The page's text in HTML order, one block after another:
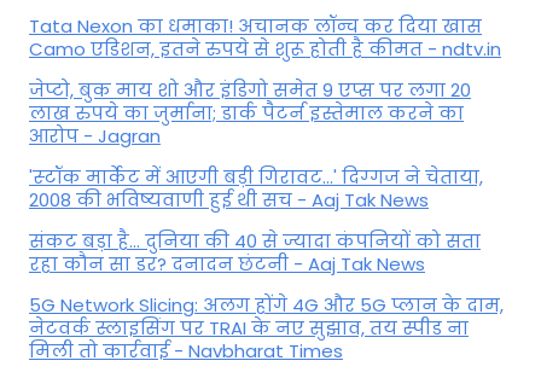
Tata Nexon का धमाका! अचानक लॉन्च कर दिया खास
Camo एडिशन, इतने रुपये से शुरू होती है कीमत - ndtv.in
जेप्टो, बुक माय शो और इंडिगो समेत 9 एप्स पर लगा 20
लाख रुपये का जुर्माना; डार्क पैटर्न इस्तेमाल करने का
आरोप - Jagran
'स्‍टॉक मार्केट में आएगी बड़ी गिरावट...' दिग्‍गज ने चेताया,
2008 की भविष्यवाणी हुई थी सच - Aaj Tak News
संकट बड़ा है... दुनिया की 40 से ज्यादा कंपनियों को सता
रहा कौन सा डर? दनादन छंटनी - Aaj Tak News
5G Network Slicing: अलग होंगे 4G और 5G प्लान के दाम,
नेटवर्क स्लाइसिंग पर TRAI के नए सुझाव, तय स्पीड ना
मिली तो कार्रवाई - Navbharat Times